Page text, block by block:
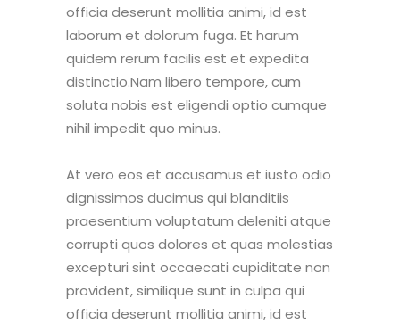
officia deserunt mollitia animi, id est
laborum et dolorum fuga. Et harum
quidem rerum facilis est et expedita
distinctio.Nam libero tempore, cum
soluta nobis est eligendi optio cumque
nihil impedit quo minus.
At vero eos et accusamus et iusto odio
dignissimos ducimus qui blanditiis
praesentium voluptatum deleniti atque
corrupti quos dolores et quas molestias
excepturi sint occaecati cupiditate non
provident, similique sunt in culpa qui
officia deserunt mollitia animi, id est